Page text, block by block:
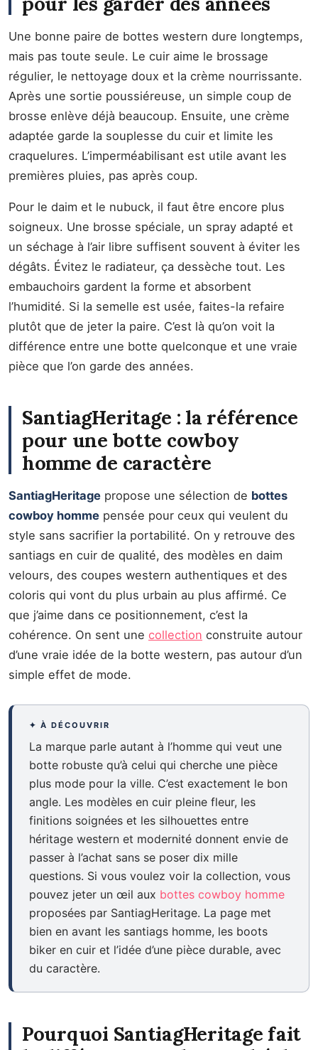
Une bonne paire de bottes western dure longtemps,
mais pas toute seule. Le cuir aime le brossage
régulier, le nettoyage doux et la crème nourrissante.
Après une sortie poussiéreuse, un simple coup de
brosse enlève déjà beaucoup. Ensuite, une crème
adaptée garde la souplesse du cuir et limite les
craquelures. L’imperméabilisant est utile avant les
premières pluies, pas après coup.
Pour le daim et le nubuck, il faut être encore plus
soigneux. Une brosse spéciale, un spray adapté et
un séchage à l’air libre suffisent souvent à éviter les
dégâts. Évitez le radiateur, ça dessèche tout. Les
embauchoirs gardent la forme et absorbent
l’humidité. Si la semelle est usée, faites-la refaire
plutôt que de jeter la paire. C’est là qu’on voit la
différence entre une botte quelconque et une vraie
pièce que l’on garde des années.
SantiagHeritage : la référence
pour une botte cowboy
homme de caractère
SantiagHeritage propose une sélection de bottes
cowboy homme pensée pour ceux qui veulent du
style sans sacrifier la portabilité. On y retrouve des
santiags en cuir de qualité, des modèles en daim
velours, des coupes western authentiques et des
coloris qui vont du plus urbain au plus affirmé. Ce
que j’aime dans ce positionnement, c’est la
cohérence. On sent une collection construite autour
d’une vraie idée de la botte western, pas autour d’un
simple effet de mode.
✦ À DÉCOUVRIR
La marque parle autant à l’homme qui veut une
botte robuste qu’à celui qui cherche une pièce
plus mode pour la ville. C’est exactement le bon
angle. Les modèles en cuir pleine fleur, les
finitions soignées et les silhouettes entre
héritage western et modernité donnent envie de
passer à l’achat sans se poser dix mille
questions. Si vous voulez voir la collection, vous
pouvez jeter un œil aux bottes cowboy homme
proposées par SantiagHeritage. La page met
bien en avant les santiags homme, les boots
biker en cuir et l’idée d’une pièce durable, avec
du caractère.
Pourquoi SantiagHeritage fait